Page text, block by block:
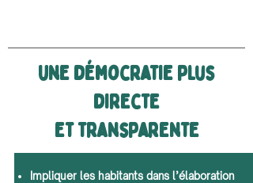
Une démocratie plus
directe
et transparente
Impliquer les habitants dans l’élaboration